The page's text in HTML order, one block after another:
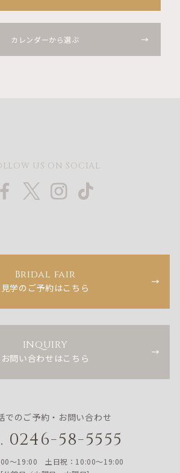
カレンダーから選ぶ
US ON SOCIAL
Bridal fair
見学のご予約はこちら
INQUIRY
お問い合わせはこちら
でのご予約・お問い合わせ
58-5555
〜19:00 土日祝：10:00〜19:00